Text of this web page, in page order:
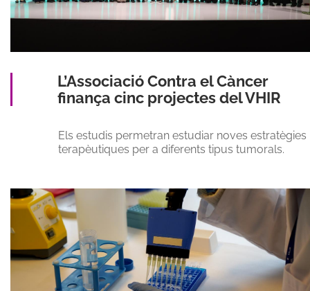
L’Associació Contra el Càncer
finança cinc projectes del VHIR
Els estudis permetran estudiar noves estratègies
terapèutiques per a diferents tipus tumorals.